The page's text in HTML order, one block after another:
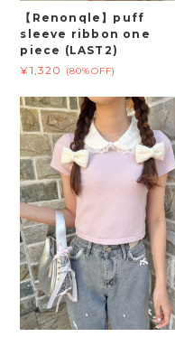
【Renonqle】puff
sleeve ribbon one
piece (LAST2)
¥1,320
(80%OFF)